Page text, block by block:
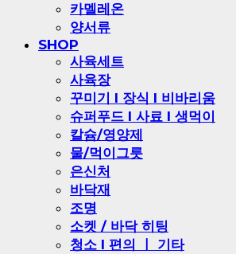
카멜레온
양서류
SHOP
사육세트
사육장
꾸미기 l 장식 l 비바리움
슈퍼푸드 l 사료 l 생먹이
칼슘/영양제
물/먹이그릇
은신처
바닥재
조명
소켓 / 바닥 히팅
청소 l 편의 ㅣ 기타